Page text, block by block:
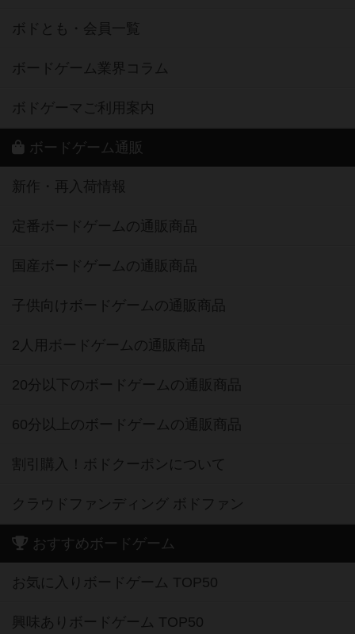
ボドとも・会員一覧
ボードゲーム業界コラム
ボドゲーマご利用案内
ボードゲーム通販
新作・再入荷情報
定番ボードゲームの通販商品
国産ボードゲームの通販商品
子供向けボードゲームの通販商品
2人用ボードゲームの通販商品
20分以下のボードゲームの通販商品
60分以上のボードゲームの通販商品
割引購入！ボドクーポンについて
クラウドファンディング ボドファン
おすすめボードゲーム
お気に入りボードゲーム TOP50
興味ありボードゲーム TOP50